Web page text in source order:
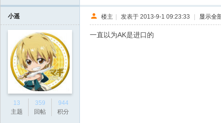
小遥
13
主题
359
回帖
944
积分
楼主 | 发表于 2013-9-1 09:23:33 | 显示全
一直以为AK是进口的